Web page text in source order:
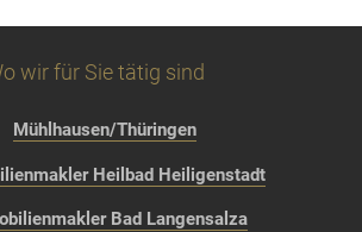
wir für Sie tätig sind
Mühlhausen/Thüringen
Heilbad Heiligenstadt
Bad Langensalza